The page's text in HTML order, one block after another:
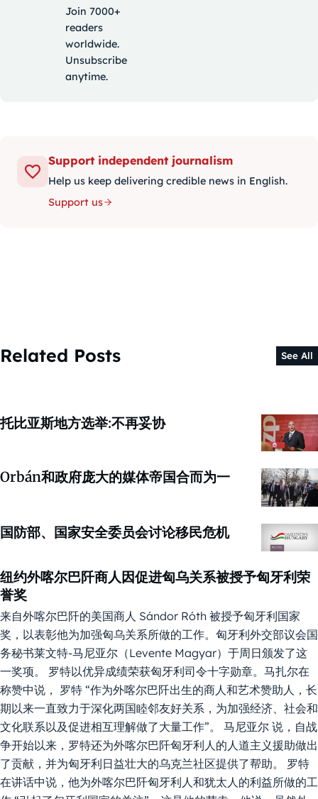
Join 7000+
readers
worldwide.
Unsubscribe
anytime.
Support independent journalism
Help us keep delivering credible news in English.
Support us
Related Posts See All
托比亚斯地方选举:不再妥协
Orbán和政府庞大的媒体帝国合而为一
国防部、国家安全委员会讨论移民危机
纽约外喀尔巴阡商人因促进匈乌关系被授予匈牙利荣
誉奖
来自外喀尔巴阡的美国商人 Sándor Róth 被授予匈牙利国家
奖，以表彰他为加强匈乌关系所做的工作。匈牙利外交部议会国
务秘书莱文特-马尼亚尔（Levente Magyar）于周日颁发了这
一奖项。 罗特以优异成绩荣获匈牙利司令十字勋章。马扎尔在
称赞中说， 罗特 “作为外喀尔巴阡出生的商人和艺术赞助人，长
期以来一直致力于深化两国睦邻友好关系，为加强经济、社会和
文化联系以及促进相互理解做了大量工作”。 马尼亚尔 说，自战
争开始以来，罗特还为外喀尔巴阡匈牙利人的人道主义援助做出
了贡献，并为匈牙利日益壮大的乌克兰社区提供了帮助。 罗特
在讲话中说，他为外喀尔巴阡匈牙利人和犹太人的利益所做的工